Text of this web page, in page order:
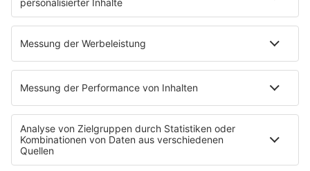
EVENTS
Konzertkalender
Festivals
Wacken Open Air
SHOP
RADIO BOB!